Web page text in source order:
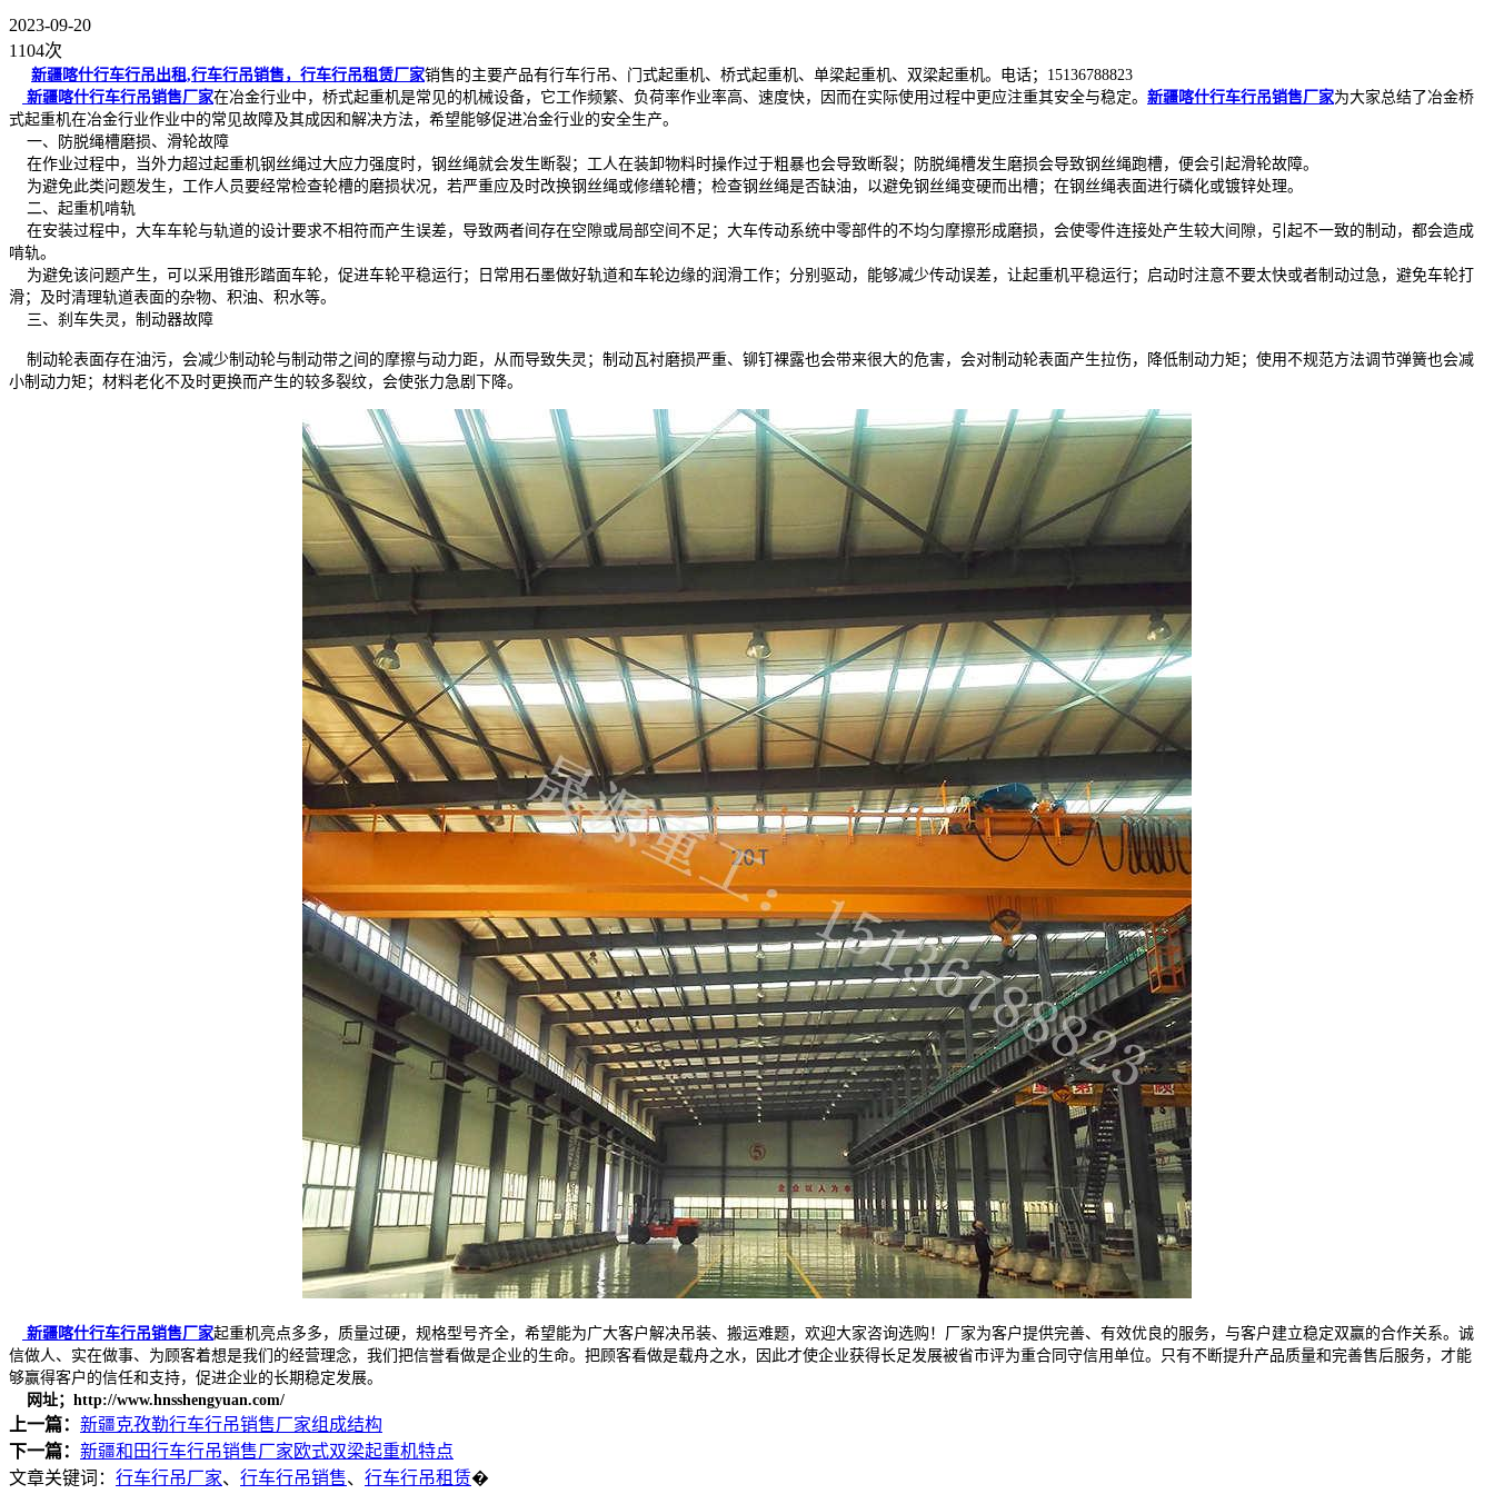
2023-09-20
1104次
新疆喀什行车行吊出租,行车行吊销售，行车行吊租赁厂家销售的主要产品有行车行吊、门式起重机、桥式起重机、单梁起重机、双梁起重机。电话；15136788823
新疆喀什行车行吊销售厂家在冶金行业中，桥式起重机是常见的机械设备，它工作频繁、负荷率作业率高、速度快，因而在实际使用过程中更应注重其安全与稳定。 新疆喀什行车行吊销售厂家为大家总结了冶金桥
式起重机在冶金行业作业中的常见故障及其成因和解决方法，希望能够促进冶金行业的安全生产。
一、防脱绳槽磨损、滑轮故障
在作业过程中，当外力超过起重机钢丝绳过大应力强度时，钢丝绳就会发生断裂；工人在装卸物料时操作过于粗暴也会导致断裂；防脱绳槽发生磨损会导致钢丝绳跑槽，便会引起滑轮故障。
为避免此类问题发生，工作人员要经常检查轮槽的磨损状况，若严重应及时改换钢丝绳或修缮轮槽；检查钢丝绳是否缺油，以避免钢丝绳变硬而出槽；在钢丝绳表面进行磷化或镀锌处理。
二、起重机啃轨
在安装过程中，大车车轮与轨道的设计要求不相符而产生误差，导致两者间存在空隙或局部空间不足；大车传动系统中零部件的不均匀摩擦形成磨损，会使零件连接处产生较大间隙，引起不一致的制动，都会造成
啃轨。
为避免该问题产生，可以采用锥形踏面车轮，促进车轮平稳运行；日常用石墨做好轨道和车轮边缘的润滑工作；分别驱动，能够减少传动误差，让起重机平稳运行；启动时注意不要太快或者制动过急，避免车轮打
滑；及时清理轨道表面的杂物、积油、积水等。
三、刹车失灵，制动器故障
制动轮表面存在油污，会减少制动轮与制动带之间的摩擦与动力距，从而导致失灵；制动瓦衬磨损严重、铆钉裸露也会带来很大的危害，会对制动轮表面产生拉伤，降低制动力矩；使用不规范方法调节弹簧也会减
小制动力矩；材料老化不及时更换而产生的较多裂纹，会使张力急剧下降。
新疆喀什行车行吊销售厂家起重机亮点多多，质量过硬，规格型号齐全，希望能为广大客户解决吊装、搬运难题，欢迎大家咨询选购！厂家为客户提供完善、有效优良的服务，与客户建立稳定双赢的合作关系。诚
信做人、实在做事、为顾客着想是我们的经营理念，我们把信誉看做是企业的生命。把顾客看做是载舟之水，因此才使企业获得长足发展被省市评为重合同守信用单位。只有不断提升产品质量和完善售后服务，才能
够赢得客户的信任和支持，促进企业的长期稳定发展。
网址；http://www.hnsshengyuan.com/
上一篇： 新疆克孜勒行车行吊销售厂家组成结构
下一篇： 新疆和田行车行吊销售厂家欧式双梁起重机特点
文章关键词： 行车行吊厂家、 行车行吊销售、 行车行吊租赁�